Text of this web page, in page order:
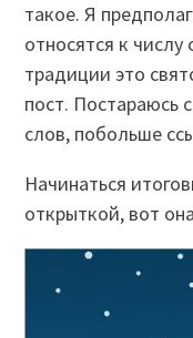
такое. Я
относятся к
традиции это
пост. Постараюсь
слов, побольше
Начинаться
открыткой, вот